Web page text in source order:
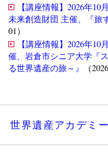
【講座情報】2026年
未来創造財団 主催、『旅
01）
【講座情報】2026年
催、岩倉市シニア大学『
る世界遺産の旅～』
（
世界遺産アカデミ